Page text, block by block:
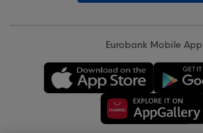
Eurobank Mobile App